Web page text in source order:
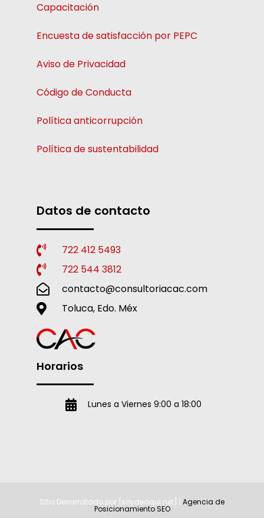
Capacitación
Encuesta de satisfacción por PEPC
Aviso de Privacidad
Código de Conducta
Política anticorrupción
Política de sustentabilidad
Datos de contacto
722 412 5493
722 544 3812
contacto@consultoriacac.com
Toluca, Edo. Méx
Horarios
Lunes a Viernes 9:00 a 18:00
Sitio Desarrollado por [soydeaqui.net] | Agencia de
Posicionamiento SEO